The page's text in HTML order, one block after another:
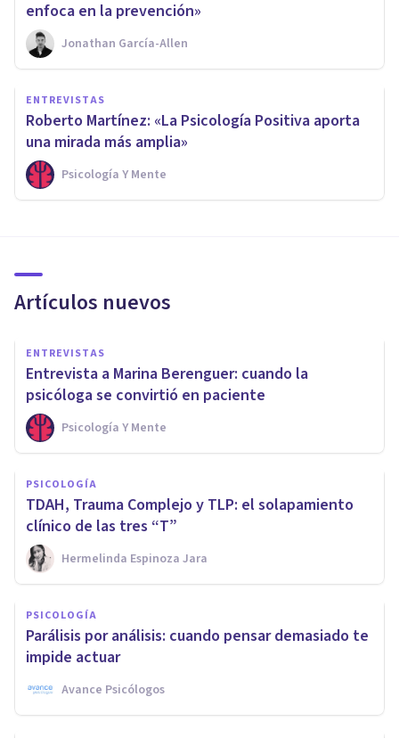
enfoca en la prevención»
Jonathan García-Allen
ENTREVISTAS
Roberto Martínez: «La Psicología Positiva aporta
una mirada más amplia»
Psicología Y Mente
Artículos nuevos
ENTREVISTAS
Entrevista a Marina Berenguer: cuando la
psicóloga se convirtió en paciente
Psicología Y Mente
PSICOLOGÍA
TDAH, Trauma Complejo y TLP: el solapamiento
clínico de las tres “T”
Hermelinda Espinoza Jara
PSICOLOGÍA
Parálisis por análisis: cuando pensar demasiado te
impide actuar
Avance Psicólogos